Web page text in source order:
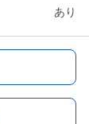
あり